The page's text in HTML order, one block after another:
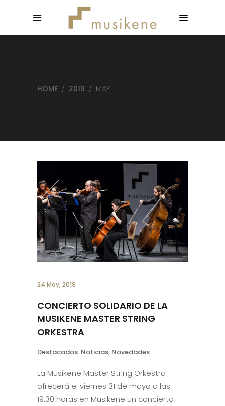
HOME / 2019 / MAY
24 May, 2019
CONCIERTO SOLIDARIO DE LA
MUSIKENE MASTER STRING
ORKESTRA
Destacados, Noticias, Novedades
La Musikene Master String Orkestra
ofrecerá el viernes 31 de mayo a las
19.30 horas en Musikene un concierto